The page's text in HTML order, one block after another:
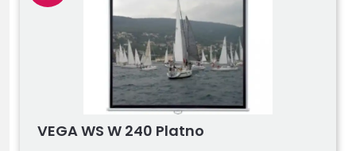
VEGA WS W 240 Platno